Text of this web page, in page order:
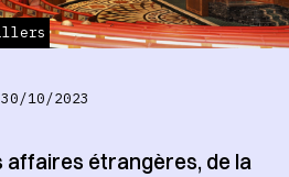
30/10/2023
affaires étrangères, de la